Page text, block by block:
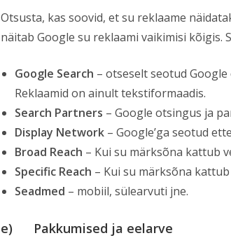
Otsusta, kas soovid, et su reklaame
näitab Google su reklaami vaikimisi kõigis.
Google Search – otseselt seotud
Reklaamid on ainult tekstiformaadis.
Search Partners – Google otsingus ja
Display Network – Google’ga seotud
Broad Reach – Kui su märksõna kattub
Specific Reach – Kui su märksõna
Seadmed – mobiil, sülearvuti jne.
e) Pakkumised ja eelarve